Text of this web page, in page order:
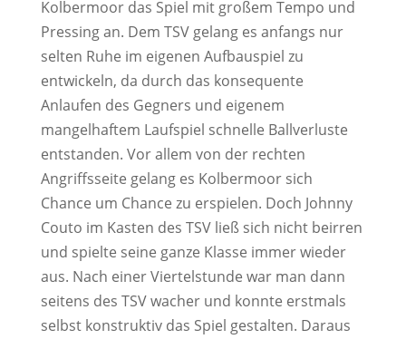
Kolbermoor das Spiel mit großem Tempo und
Pressing an. Dem TSV gelang es anfangs nur
selten Ruhe im eigenen Aufbauspiel zu
entwickeln, da durch das konsequente
Anlaufen des Gegners und eigenem
mangelhaftem Laufspiel schnelle Ballverluste
entstanden. Vor allem von der rechten
Angriffsseite gelang es Kolbermoor sich
Chance um Chance zu erspielen. Doch Johnny
Couto im Kasten des TSV ließ sich nicht beirren
und spielte seine ganze Klasse immer wieder
aus. Nach einer Viertelstunde war man dann
seitens des TSV wacher und konnte erstmals
selbst konstruktiv das Spiel gestalten. Daraus